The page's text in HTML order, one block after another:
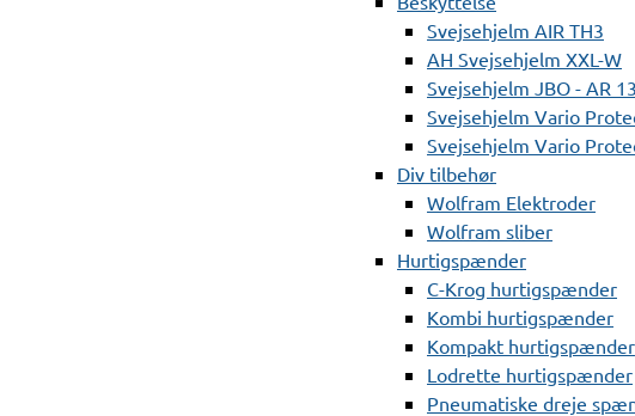
Svejsehjelm AIR TH3
AH Svejsehjelm XXL-W
Svejsehjelm JBO - AR
Svejsehjelm Vario
Svejsehjelm Vario
Div tilbehør
Wolfram Elektroder
Wolfram sliber
Hurtigspænder
C-Krog hurtigspænder
Kombi hurtigspænder
Kompakt hurtigspænder
Lodrette hurtigspænder
Pneumatiske dreje